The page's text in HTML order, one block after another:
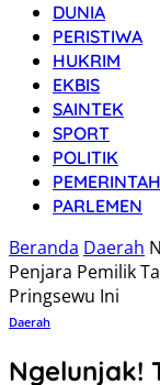
DUNIA
PERISTIWA
HUKRIM
EKBIS
SAINTEK
SPORT
POLITIK
PARLEMEN
Beranda Daerah
Penjara Pemilik
Pringsewu Ini
Daerah
Ngelunjak!